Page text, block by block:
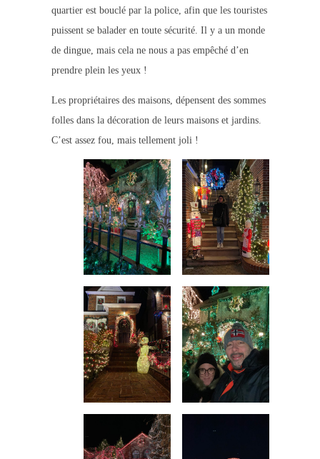
quartier est bouclé par la police, afin que les touristes
puissent se balader en toute sécurité. Il y a un monde
de dingue, mais cela ne nous a pas empêché d’en
prendre plein les yeux !
Les propriétaires des maisons, dépensent des sommes
folles dans la décoration de leurs maisons et jardins.
C’est assez fou, mais tellement joli !